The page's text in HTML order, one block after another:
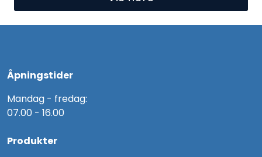
Åpningstider
Mandag - fredag:
07.00 - 16.00
Produkter